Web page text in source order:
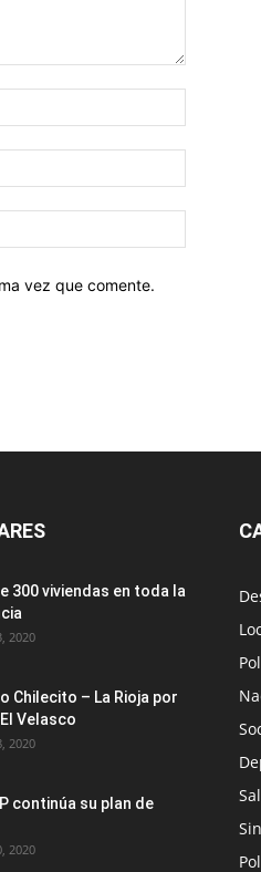
vez que comente.
300 viviendas en toda la
2020
Chilecito – La Rioja por
Velasco
2020
continúa su plan de
2020